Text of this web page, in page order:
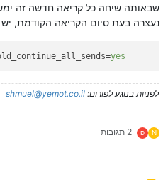
שבאותה שיחה כל קריאה חדשה זה
נעצרה בעת סיום הקריאה הקודמת, יש
=yes
לפניות בנוגע לפורום: shmuel@yemot.co.il
N פ 2 תגובות